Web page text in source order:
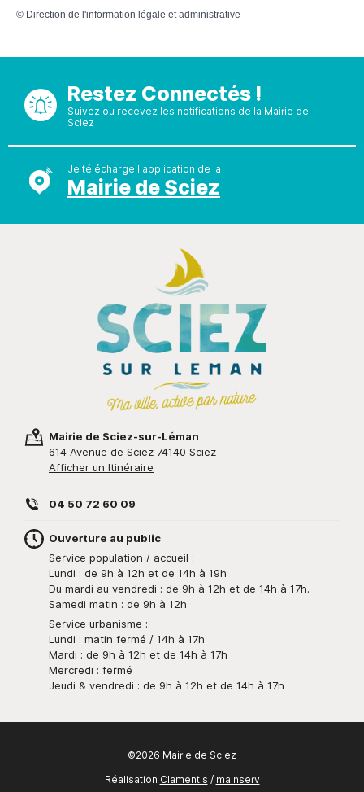
© Direction de l'information légale et administrative
Restez Connectés !
Suivez ou recevez les notifications de la Mairie de
Sciez
Je télécharge l'application de la
Mairie de Sciez
Mairie de Sciez-sur-Léman
614 Avenue de Sciez 74140 Sciez
Afficher un Itinéraire
04 50 72 60 09
Ouverture au public
Service population / accueil :
Lundi : de 9h à 12h et de 14h à 19h
Du mardi au vendredi : de 9h à 12h et de 14h à 17h.
Samedi matin : de 9h à 12h
Service urbanisme :
Lundi : matin fermé / 14h à 17h
Mardi : de 9h à 12h et de 14h à 17h
Mercredi : fermé
Jeudi & vendredi : de 9h à 12h et de 14h à 17h
©2026 Mairie de Sciez
Réalisation Clamentis / mainserv